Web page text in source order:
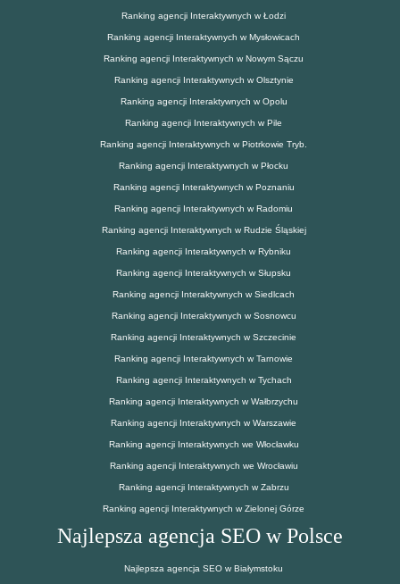
Ranking agencji Interaktywnych w Łodzi
Ranking agencji Interaktywnych w Mysłowicach
Ranking agencji Interaktywnych w Nowym Sączu
Ranking agencji Interaktywnych w Olsztynie
Ranking agencji Interaktywnych w Opolu
Ranking agencji Interaktywnych w Pile
Ranking agencji Interaktywnych w Piotrkowie Tryb.
Ranking agencji Interaktywnych w Płocku
Ranking agencji Interaktywnych w Poznaniu
Ranking agencji Interaktywnych w Radomiu
Ranking agencji Interaktywnych w Rudzie Śląskiej
Ranking agencji Interaktywnych w Rybniku
Ranking agencji Interaktywnych w Słupsku
Ranking agencji Interaktywnych w Siedlcach
Ranking agencji Interaktywnych w Sosnowcu
Ranking agencji Interaktywnych w Szczecinie
Ranking agencji Interaktywnych w Tarnowie
Ranking agencji Interaktywnych w Tychach
Ranking agencji Interaktywnych w Wałbrzychu
Ranking agencji Interaktywnych w Warszawie
Ranking agencji Interaktywnych we Włocławku
Ranking agencji Interaktywnych we Wrocławiu
Ranking agencji Interaktywnych w Zabrzu
Ranking agencji Interaktywnych w Zielonej Górze
Najlepsza agencja SEO w Polsce
Najlepsza agencja SEO w Białymstoku